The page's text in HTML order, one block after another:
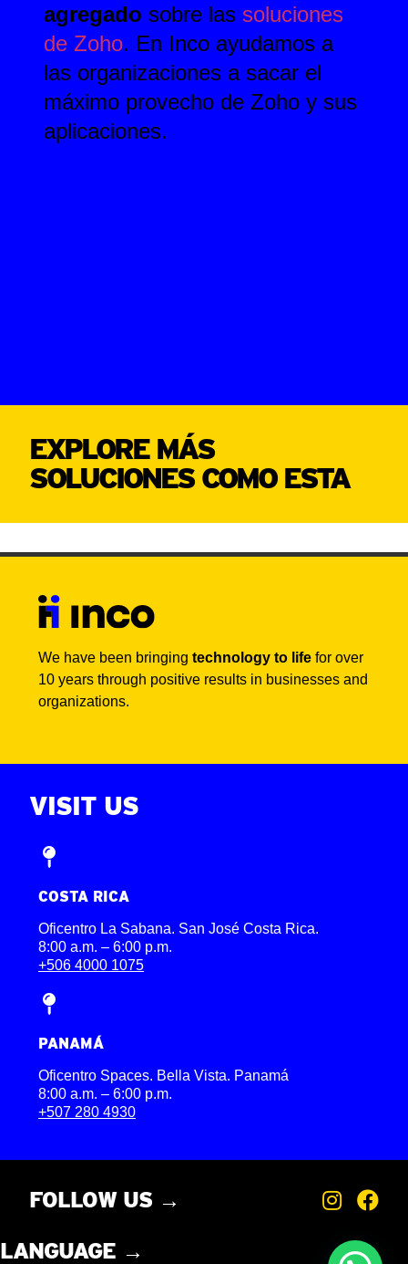
ESPAÑOL
agregado sobre las soluciones
de Zoho. En Inco ayudamos a
las organizaciones a sacar el
máximo provecho de Zoho y sus
aplicaciones.
EXPLORE MÁS
SOLUCIONES COMO ESTA
We have been bringing technology to life for over
10 years through positive results in businesses and
organizations.
VISIT US
COSTA RICA
Oficentro La Sabana. San José Costa Rica.
8:00 a.m. – 6:00 p.m.
+506 4000 1075
PANAMÁ
Oficentro Spaces. Bella Vista. Panamá
8:00 a.m. – 6:00 p.m.
+507 280 4930
FOLLOW US →
LANGUAGE →